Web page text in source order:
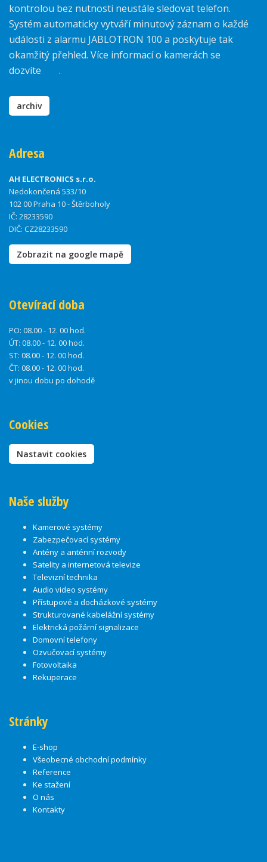
kontrolou bez nutnosti neustále sledovat telefon.
Systém automaticky vytváří minutový záznam o každé
události z alarmu JABLOTRON 100 a poskytuje tak
okamžitý přehled. Více informací o kamerách se
dozvíte
.
archiv
Adresa
AH ELECTRONICS s.r.o.
Nedokončená 533/10
102 00 Praha 10 - Štěrboholy
IČ: 28233590
DIČ: CZ28233590
Zobrazit na google mapě
Otevírací doba
PO: 08.00 - 12. 00 hod.
ÚT: 08.00 - 12. 00 hod.
ST: 08.00 - 12. 00 hod.
ČT: 08.00 - 12. 00 hod.
v jinou dobu po dohodě
Cookies
Nastavit cookies
Naše služby
Kamerové systémy
Zabezpečovací systémy
Antény a anténní rozvody
Satelity a internetová televize
Televizní technika
Audio video systémy
Přístupové a docházkové systémy
Strukturované kabelážní systémy
Elektrická požární signalizace
Domovní telefony
Ozvučovací systémy
Fotovoltaika
Rekuperace
Stránky
E-shop
Všeobecné obchodní podmínky
Reference
Ke stažení
O nás
Kontakty